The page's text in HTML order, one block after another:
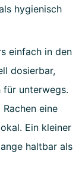
hygienisch
einfach in den
dosierbar,
unterwegs.
eine
Ein kleiner
haltbar als